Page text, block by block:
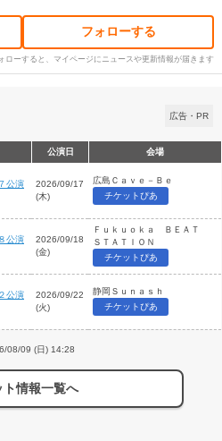
フォローする
ローすると、マイページにニュースや更新情報が届きます
広告・PR
公演日 会場
公演
2026/09/17
(木)
広島Ｃａｖｅ－Ｂｅ
チケットぴあ
公演
2026/09/18
(金)
Ｆｕｋｕｏｋａ ＢＥＡＴ
ＳＴＡＴＩＯＮ
チケットぴあ
公演
2026/09/22
(火)
静岡Ｓｕｎａｓｈ
チケットぴあ
08/09 (日) 14:28
ト情報一覧へ